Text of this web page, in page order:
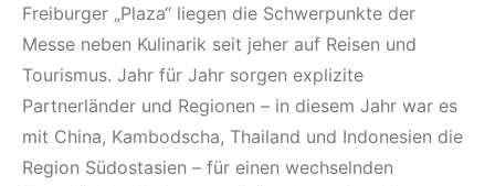
Freiburger „Plaza“ liegen die Schwerpunkte der
Messe neben Kulinarik seit jeher auf Reisen und
Tourismus. Jahr für Jahr sorgen explizite
Partnerländer und Regionen – in diesem Jahr war es
mit China, Kambodscha, Thailand und Indonesien die
Region Südostasien – für einen wechselnden